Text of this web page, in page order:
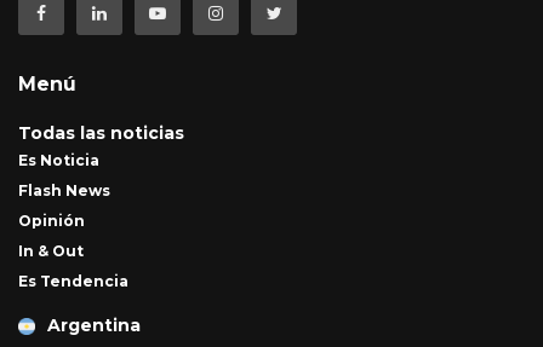
Menú
Todas las noticias
Es Noticia
Flash News
Opinión
In & Out
Es Tendencia
Argentina